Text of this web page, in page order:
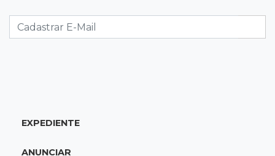
Torneio de futsal abre 34ª edição com quatro
EXPEDIENTE
ANUNCIAR